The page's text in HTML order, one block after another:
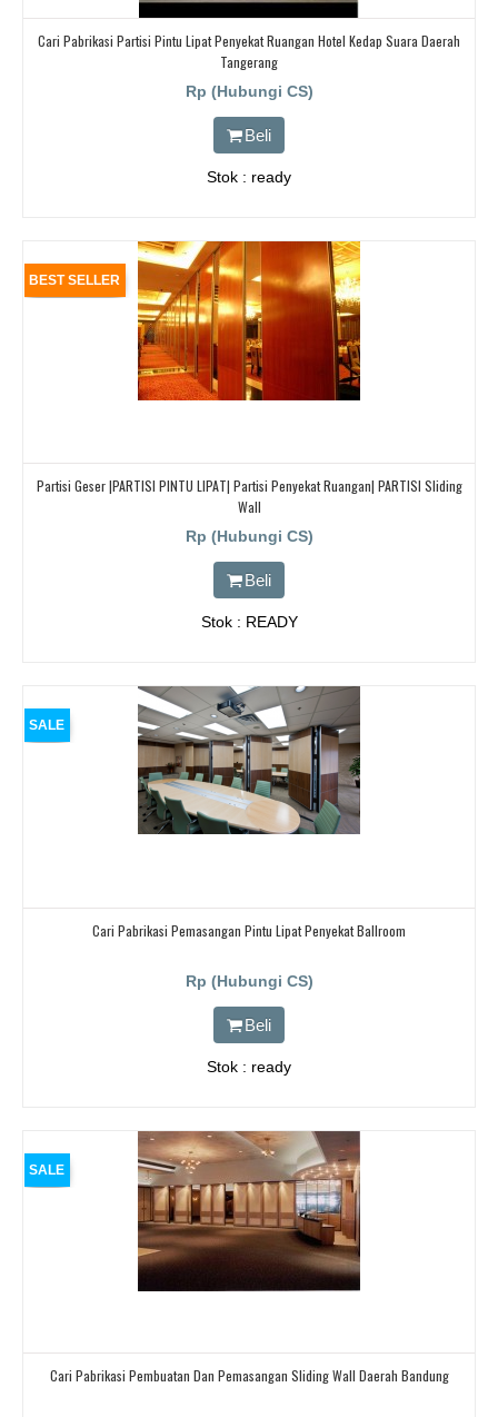
Cari Pabrikasi Partisi Pintu Lipat Penyekat Ruangan Hotel Kedap Suara Daerah
Tangerang
Rp (Hubungi CS)
Beli
Stok : ready
BEST SELLER
Partisi Geser |PARTISI PINTU LIPAT| Partisi Penyekat Ruangan| PARTISI Sliding
Wall
Rp (Hubungi CS)
Beli
Stok : READY
SALE
Cari Pabrikasi Pemasangan Pintu Lipat Penyekat Ballroom
Rp (Hubungi CS)
Beli
Stok : ready
SALE
Cari Pabrikasi Pembuatan Dan Pemasangan Sliding Wall Daerah Bandung